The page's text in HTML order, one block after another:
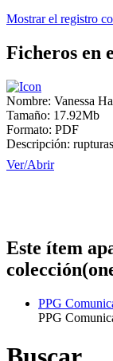
Mostrar el registro
Ficheros en
Nombre: Vanessa
Tamaño: 17.92Mb
Formato: PDF
Descripción:
Ver/Abrir
Este ítem
PPG
PPG